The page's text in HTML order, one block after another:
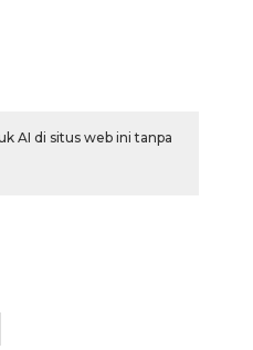
AI di situs web ini tanpa